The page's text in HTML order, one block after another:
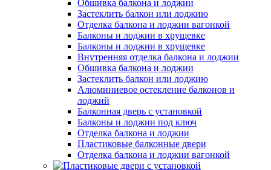
Обшивка балкона и лоджии
Застеклить балкон или лоджию
Отделка балкона и лоджии вагонкой
Балконы и лоджии в хрущевке
Балконы и лоджии в хрущевке
Внутренняя отделка балкона и лоджии
Обшивка балкона и лоджии
Застеклить балкон или лоджию
Алюминиевое остекление балконов и
лоджий
Балконная дверь с установкой
Балконы и лоджии под ключ
Отделка балкона и лоджии
Пластиковые балконные двери
Отделка балкона и лоджии вагонкой